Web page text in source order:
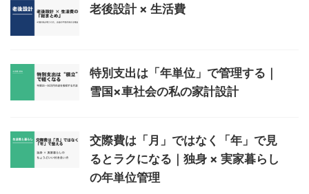
老後設計 × 生活費
特別支出は「年単位」で管理する｜
雪国×車社会の私の家計設計
交際費は「月」ではなく「年」で見
るとラクになる｜独身 × 実家暮らし
の年単位管理